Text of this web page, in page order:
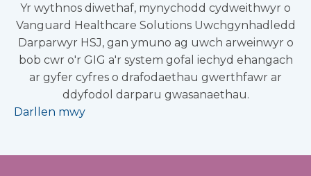
Yr wythnos diwethaf, mynychodd cydweithwyr o
Vanguard Healthcare Solutions Uwchgynhadledd
Darparwyr HSJ, gan ymuno ag uwch arweinwyr o
bob cwr o'r GIG a'r system gofal iechyd ehangach
ar gyfer cyfres o drafodaethau gwerthfawr ar
ddyfodol darparu gwasanaethau.
Darllen mwy